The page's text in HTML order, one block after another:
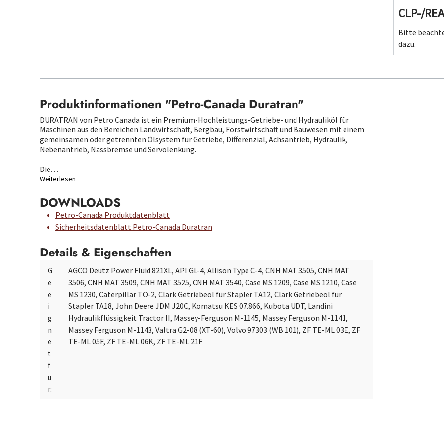
CLP-/
Bitte
dazu.
Produktinformationen "Petro-Canada Duratran"
DURATRAN von Petro Canada ist ein Premium-Hochleistungs-Getriebe- und Hydrauliköl für
Maschinen aus den Bereichen Landwirtschaft, Bergbau, Forstwirtschaft und Bauwesen mit einem
gemeinsamen oder getrennten Ölsystem für Getriebe, Differenzial, Achsantrieb, Hydraulik,
Nebenantrieb, Nassbremse und Servolenkung.
Die…
Weiterlesen
DOWNLOADS
Petro-Canada Produktdatenblatt
Sicherheitsdatenblatt Petro-Canada Duratran
Details & Eigenschaften
G
e
e
i
g
n
e
t
f
ü
r:
AGCO Deutz Power Fluid 821XL, API GL-4, Allison Type C-4, CNH MAT 3505, CNH MAT
3506, CNH MAT 3509, CNH MAT 3525, CNH MAT 3540, Case MS 1209, Case MS 1210, Case
MS 1230, Caterpillar TO-2, Clark Getriebeöl für Stapler TA12, Clark Getriebeöl für
Stapler TA18, John Deere JDM J20C, Komatsu KES 07.866, Kubota UDT, Landini
Hydraulikflüssigkeit Tractor II, Massey-Ferguson M-1145, Massey Ferguson M-1141,
Massey Ferguson M-1143, Valtra G2-08 (XT-60), Volvo 97303 (WB 101), ZF TE-ML 03E, ZF
TE-ML 05F, ZF TE-ML 06K, ZF TE-ML 21F